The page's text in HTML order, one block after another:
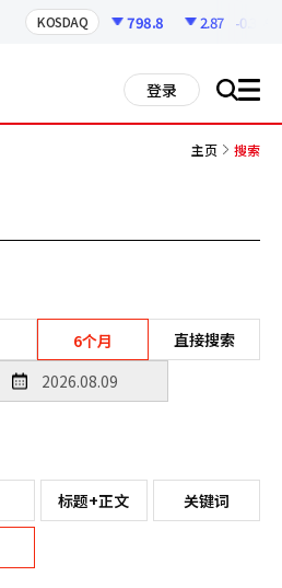
KOSDAQ 798.8 2.87 -0.36%
登录 搜 all
主页 搜索
6个月 直接搜索
标题+正文 关键词